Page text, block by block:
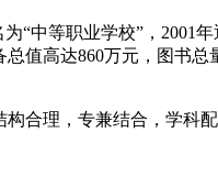
“中等职业学校”，2001
值高达860万元，图书
合理，专兼结合，学科